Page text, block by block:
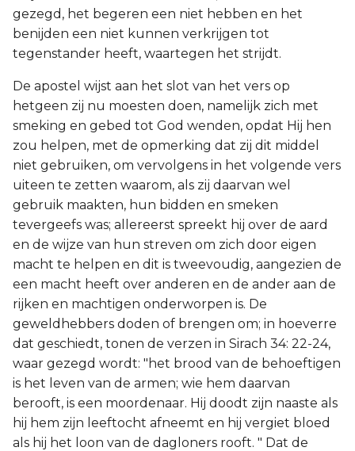
gezegd, het begeren een niet hebben en het
benijden een niet kunnen verkrijgen tot
tegenstander heeft, waartegen het strijdt.
De apostel wijst aan het slot van het vers op
hetgeen zij nu moesten doen, namelijk zich met
smeking en gebed tot God wenden, opdat Hij hen
zou helpen, met de opmerking dat zij dit middel
niet gebruiken, om vervolgens in het volgende vers
uiteen te zetten waarom, als zij daarvan wel
gebruik maakten, hun bidden en smeken
tevergeefs was; allereerst spreekt hij over de aard
en de wijze van hun streven om zich door eigen
macht te helpen en dit is tweevoudig, aangezien de
een macht heeft over anderen en de ander aan de
rijken en machtigen onderworpen is. De
geweldhebbers doden of brengen om; in hoeverre
dat geschiedt, tonen de verzen in Sirach 34: 22-24,
waar gezegd wordt: "het brood van de behoeftigen
is het leven van de armen; wie hem daarvan
berooft, is een moordenaar. Hij doodt zijn naaste als
hij hem zijn leeftocht afneemt en hij vergiet bloed
als hij het loon van de dagloners rooft. " Dat de